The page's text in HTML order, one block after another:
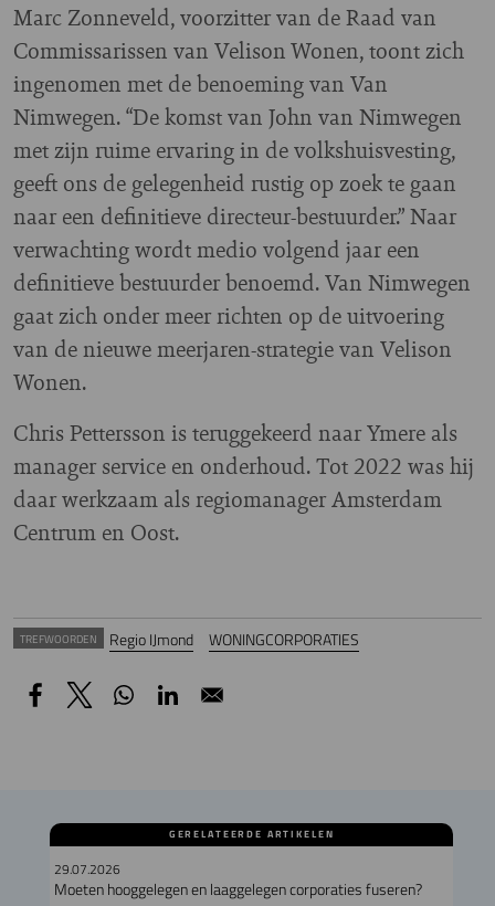
Marc Zonneveld, voorzitter van de Raad van
Commissarissen van Velison Wonen, toont zich
ingenomen met de benoeming van Van
Nimwegen. “De komst van John van Nimwegen
met zijn ruime ervaring in de volkshuisvesting,
geeft ons de gelegenheid rustig op zoek te gaan
naar een definitieve directeur-bestuurder.” Naar
verwachting wordt medio volgend jaar een
definitieve bestuurder benoemd. Van Nimwegen
gaat zich onder meer richten op de uitvoering
van de nieuwe meerjaren-strategie van Velison
Wonen.
Chris Pettersson is teruggekeerd naar Ymere als
manager service en onderhoud. Tot 2022 was hij
daar werkzaam als regiomanager Amsterdam
Centrum en Oost.
TREFWOORDEN Regio IJmond WONINGCORPORATIES
GERELATEERDE ARTIKELEN
29.07.2026
Moeten hooggelegen en laaggelegen corporaties fuseren?